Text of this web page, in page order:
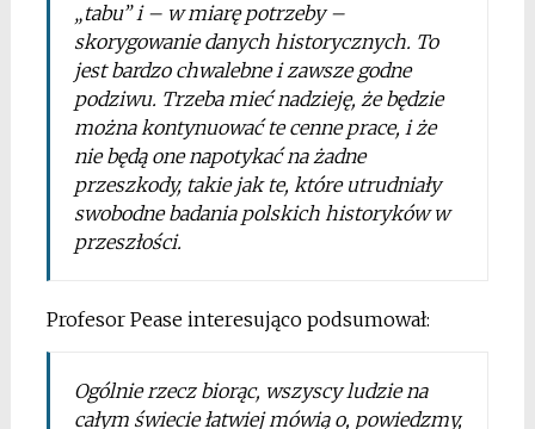
„tabu” i – w miarę potrzeby –
skorygowanie danych historycznych. To
jest bardzo chwalebne i zawsze godne
podziwu. Trzeba mieć nadzieję, że będzie
można kontynuować te cenne prace, i że
nie będą one napotykać na żadne
przeszkody, takie jak te, które utrudniały
swobodne badania polskich historyków w
przeszłości.
Profesor Pease interesująco podsumował:
Ogólnie rzecz biorąc, wszyscy ludzie na
całym świecie łatwiej mówią o, powiedzmy,